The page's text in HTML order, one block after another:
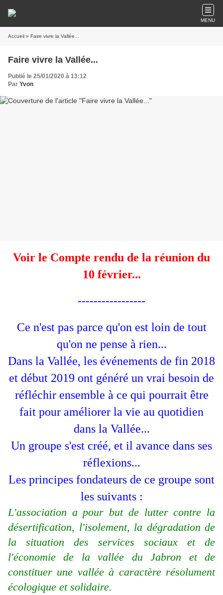
MENU
Accueil » Faire vivre la Vallée...
Faire vivre la Vallée...
Publié le 25/01/2020 à 13:12
Par Yvon
Voir le Compte rendu de la réunion du
10 février...
-----------------
Ce n'est pas parce qu'on est loin de tout
qu'on ne pense à rien...
Dans la Vallée, les événements de fin 2018
et début 2019 ont généré un vrai besoin de
réfléchir ensemble à ce qui pourrait être
fait pour améliorer la vie au quotidien
dans la Vallée...
Un groupe s'est créé, et il avance dans ses
réflexions...
Les principes fondateurs de ce groupe sont
les suivants :
L'association a pour but de lutter contre la
désertification, l'isolement, la dégradation de
la situation des services sociaux et de
l'économie de la vallée du Jabron et de
constituer une vallée à caractère résolument
écologique et solidaire.